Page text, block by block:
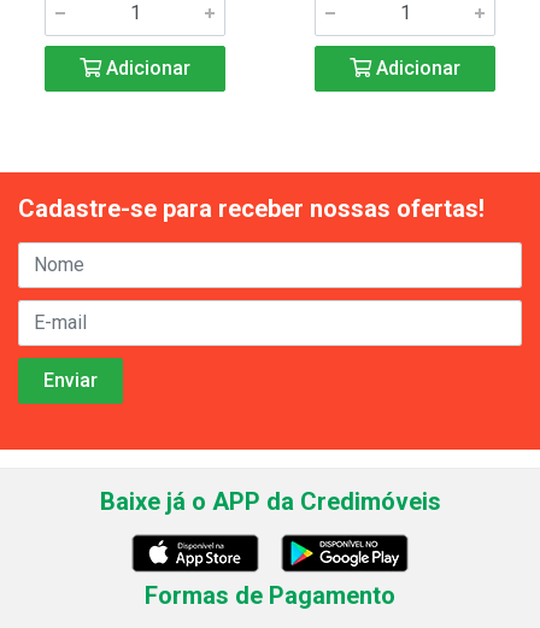
Adicionar Adicionar
Cadastre-se para receber nossas ofertas!
Baixe já o APP da Credimóveis
Formas de Pagamento